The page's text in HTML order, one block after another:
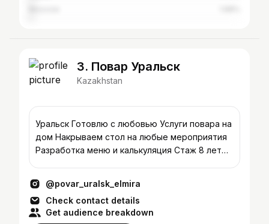
3. Повар Уральск
Kazakhstan
Уральск Готовлю с любовью Услуги повара на
дом Накрываем стол на любые мероприятия
Разработка меню и калькуляция Стаж 8 лет
@povar_uralsk_elmira
Check contact details
Get audience breakdown